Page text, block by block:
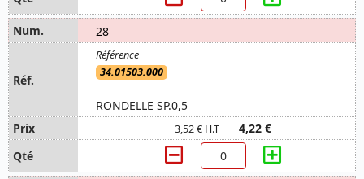
28
34.01503.000
RONDELLE SP.0,5
3,52 € H.T 4,22 €